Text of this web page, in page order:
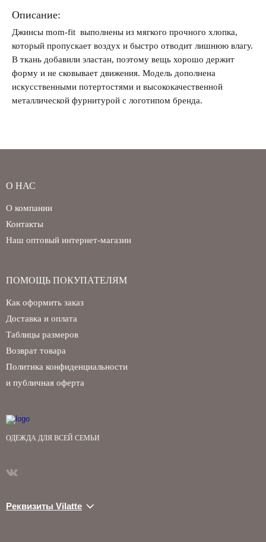
Забыли свой пароль?
Описание:
Джинсы mom-fit выполнены из мягкого прочного хлопка,
который пропускает воздух и быстро отводит лишнюю влагу.
В ткань добавили эластан, поэтому вещь хорошо держит
форму и не сковывает движения. Модель дополнена
искусственными потертостями и высококачественной
металлической фурнитурой с логотипом бренда.
ОДЕЖДА ДЛЯ ВСЕЙ СЕМЬИ
Реквизиты Vilatte
О НАС
О компании
Контакты
Наш оптовый интернет-магазин
ПОМОЩЬ ПОКУПАТЕЛЯМ
Как оформить заказ
Доставка и оплата
Таблицы размеров
Возврат товара
Политика конфиденциальности
и публичная оферта